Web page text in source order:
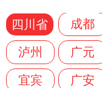
成都
泸州 广元
宜宾 广安
四川省